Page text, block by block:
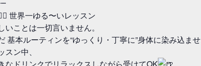
世界一ゆる〜いレッスン
いことは一切言いません。
基本ルーティンを“ゆっくり・丁寧に”身体に染み込ませ
スン中、